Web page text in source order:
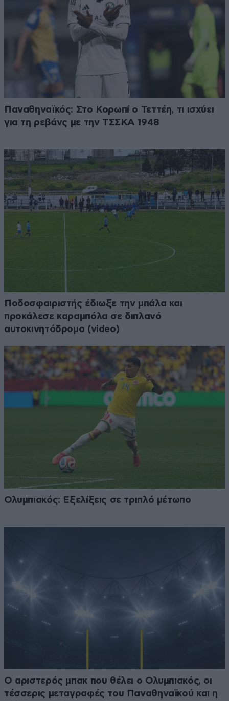
Παναθηναϊκός: Στο Κορωπί ο Τεττέη, τι ισχύει
για τη ρεβάνς με την ΤΣΣΚΑ 1948
Ποδοσφαιριστής έδιωξε την μπάλα και
προκάλεσε καραμπόλα σε διπλανό
αυτοκινητόδρομο (video)
Ολυμπιακός: Εξελίξεις σε τριπλό μέτωπο
Ο αριστερός μπακ που θέλει ο Ολυμπιακός, οι
τέσσερις μεταγραφές του Παναθηναϊκού και η